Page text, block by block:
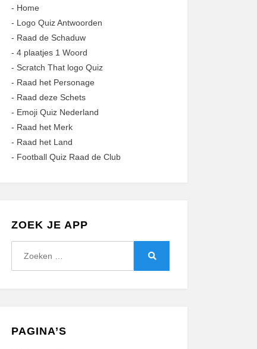
- Home
- Logo Quiz Antwoorden
- Raad de Schaduw
- 4 plaatjes 1 Woord
- Scratch That logo Quiz
- Raad het Personage
- Raad deze Schets
- Emoji Quiz Nederland
- Raad het Merk
- Raad het Land
- Football Quiz Raad de Club
ZOEK JE APP
PAGINA’S